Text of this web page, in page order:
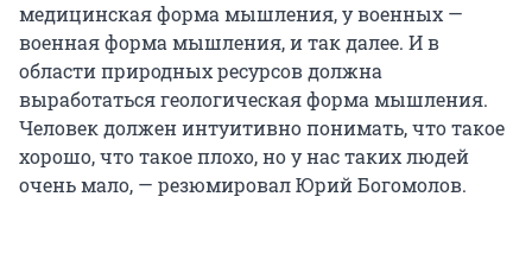
медицинская форма мышления, у военных —
военная форма мышления, и так далее. И в
области природных ресурсов должна
выработаться геологическая форма мышления.
Человек должен интуитивно понимать, что такое
хорошо, что такое плохо, но у нас таких людей
очень мало, — резюмировал Юрий Богомолов.